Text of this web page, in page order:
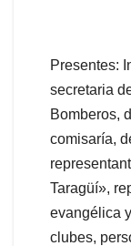
Presentes:
secretaria
Bomberos,
comisaría,
Taragüí»,
evangélica
clubes,